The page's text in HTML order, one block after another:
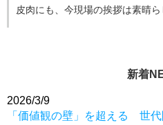
皮肉にも、今現場の挨拶は素晴ら
新着
2026/3/9
「価値観の壁」を超える 世